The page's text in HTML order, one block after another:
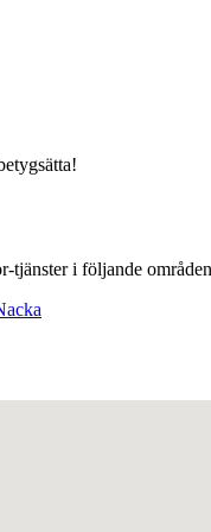
-tjänster i följande